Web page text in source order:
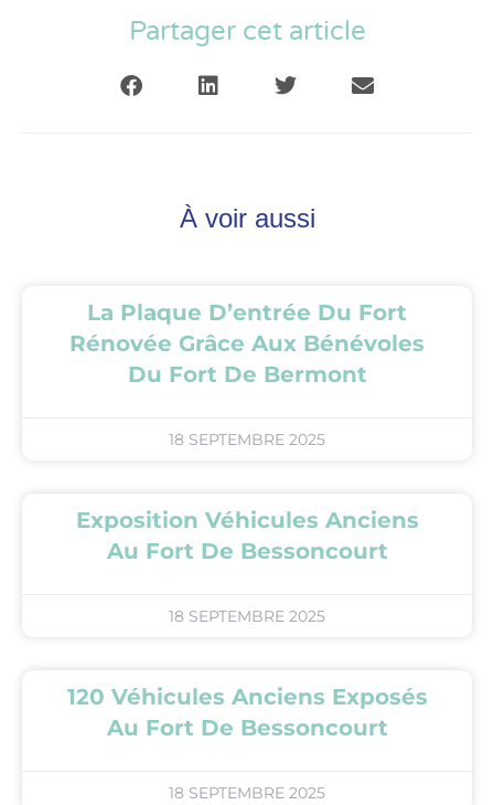
Partager cet article
À voir aussi
La Plaque D’entrée Du Fort
Rénovée Grâce Aux Bénévoles
Du Fort De Bermont
18 SEPTEMBRE 2025
Exposition Véhicules Anciens
Au Fort De Bessoncourt
18 SEPTEMBRE 2025
120 Véhicules Anciens Exposés
Au Fort De Bessoncourt
18 SEPTEMBRE 2025